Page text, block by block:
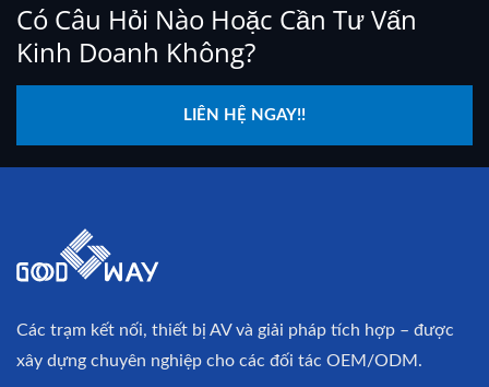
Có Câu Hỏi Nào Hoặc Cần Tư Vấn
Kinh Doanh Không?
LIÊN HỆ NGAY!!
Các trạm kết nối, thiết bị AV và giải pháp tích hợp – được
xây dựng chuyên nghiệp cho các đối tác OEM/ODM.